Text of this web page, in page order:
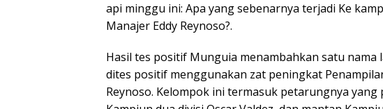
api minggu ini: Apa yang sebenarnya terjadi Ke
Manajer Eddy Reynoso?.
Hasil tes positif Munguia menambahkan satu
dites positif menggunakan zat peningkat
Reynoso. Kelompok ini termasuk petarungnya yang